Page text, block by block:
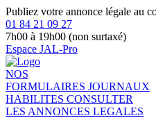
Publiez votre annonce légale au
01 84 21 09 27
7h00 à 19h00 (non surtaxé)
Espace JAL-Pro
NOS
FORMULAIRES JOURNAUX
HABILITES CONSULTER
LES ANNONCES LEGALES